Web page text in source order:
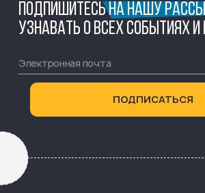
ПОДПИШИТЕСЬНА НАШУ
УЗНАВАТЬ О ВСЕХ СОБЫТИЯХ